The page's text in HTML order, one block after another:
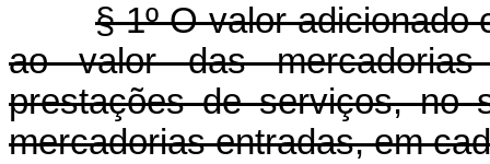
§ 1º O valor adicionado
ao valor das
prestações de serviços, no
mercadorias entradas, em